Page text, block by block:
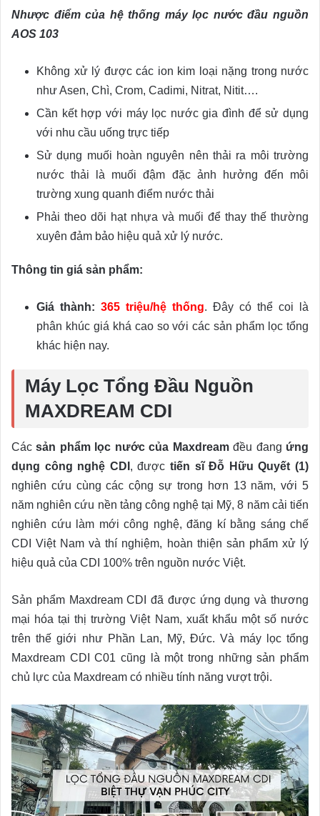
Nhược điểm của hệ thống máy lọc nước đầu nguồn
AOS 103
Không xử lý được các ion kim loại nặng trong nước
như Asen, Chì, Crom, Cadimi, Nitrat, Nitit….
Cần kết hợp với máy lọc nước gia đình để sử dụng
với nhu cầu uống trực tiếp
Sử dụng muối hoàn nguyên nên thải ra môi trường
nước thải là muối đậm đặc ảnh hưởng đến môi
trường xung quanh điểm nước thải
Phải theo dõi hạt nhựa và muối để thay thế thường
xuyên đảm bảo hiệu quả xử lý nước.
Thông tin giá sản phẩm:
Giá thành: 365 triệu/hệ thống. Đây có thể coi là
phân khúc giá khá cao so với các sản phẩm lọc tổng
khác hiện nay.
Máy Lọc Tổng Đầu Nguồn
MAXDREAM CDI
Cácsản phẩm lọc nước của Maxdreamđều đang ứng
dụng công nghệ CDI , đượctiến sĩ Đỗ Hữu Quyết (1)
nghiên cứu cùng các cộng sự trong hơn 13 năm, với 5
năm nghiên cứu nền tảng công nghệ tại Mỹ, 8 năm cải tiến
nghiên cứu làm mới công nghệ, đăng kí bằng sáng chế
CDI Việt Nam và thí nghiệm, hoàn thiện sản phẩm xử lý
hiệu quả của CDI 100% trên nguồn nước Việt.
Sản phẩm Maxdream CDI đã được ứng dụng và thương
mại hóa tại thị trường Việt Nam, xuất khẩu một số nước
trên thế giới như Phần Lan, Mỹ, Đức. Và máy lọc tổng
Maxdream CDI C01 cũng là một trong những sản phẩm
chủ lực của Maxdream có nhiều tính năng vượt trội.